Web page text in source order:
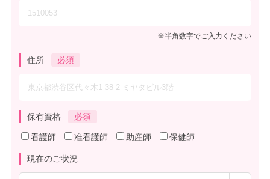
※半角数字でご入力ください
住所 必須
保有資格 必須
看護師 准看護師 助産師 保健師
現在のご状況